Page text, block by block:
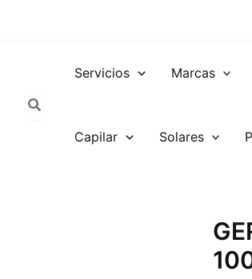
Servicios Marcas
Capilar Solares
GEL
BAÑO